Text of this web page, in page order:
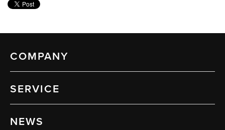
COMPANY
SERVICE
NEWS